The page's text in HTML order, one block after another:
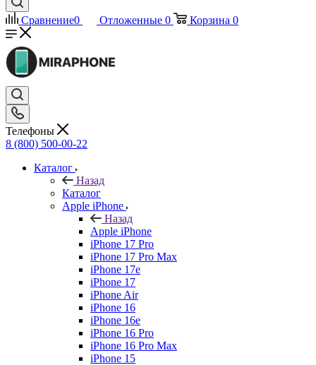
Сравнение0 Отложенные 0 Корзина 0
Телефоны
8 (800) 500-00-22
Каталог
Назад
Каталог
Apple iPhone
Назад
Apple iPhone
iPhone 17 Pro
iPhone 17 Pro Max
iPhone 17e
iPhone 17
iPhone Air
iPhone 16
iPhone 16e
iPhone 16 Pro
iPhone 16 Pro Max
iPhone 15